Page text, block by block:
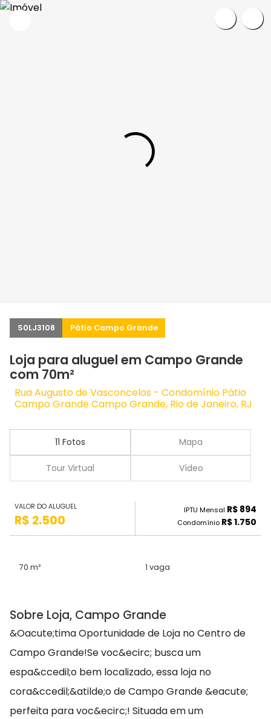
S0LJ3108 Pátio Campo Grande
Loja para aluguel em Campo Grande
com 70m²
Rua Augusto de Vasconcelos - Condomínio Pátio
Campo Grande Campo Grande, Rio de Janeiro, RJ
11 Fotos Mapa
Tour Virtual Vídeo
VALOR DO ALUGUEL
R$ 2.500
IPTU Mensal R$ 894
Condomínio R$ 1.750
70 m² 1 vaga
Sobre Loja, Campo Grande
&Oacute;tima Oportunidade de Loja no Centro de
Campo Grande!Se voc&ecirc; busca um
espa&ccedil;o bem localizado, essa loja no
cora&ccedil;&atilde;o de Campo Grande &eacute;
perfeita para voc&ecirc;! Situada em um